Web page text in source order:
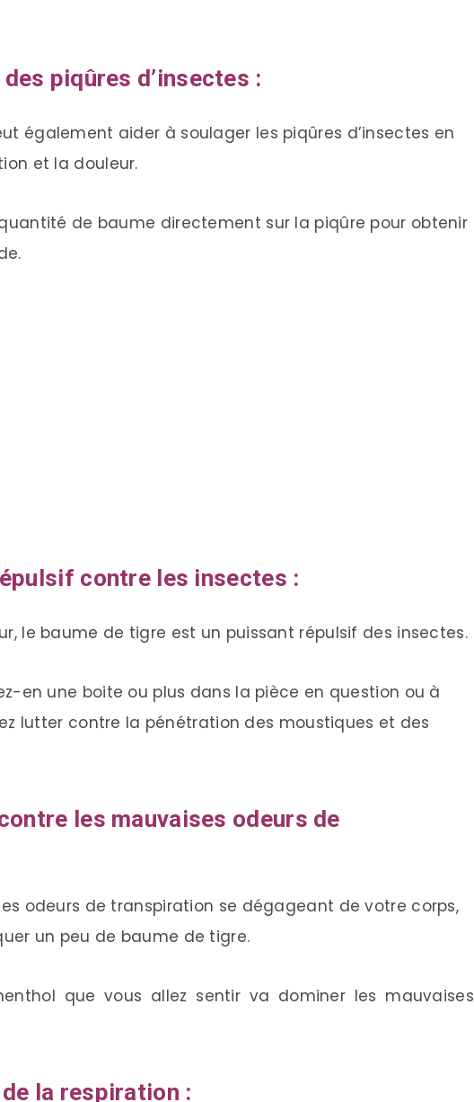
piqûres d’insectes :
également aider à soulager les piqûres d’insectes en
et la douleur.
de baume directement sur la piqûre pour obtenir
contre les insectes :
le baume de tigre est un puissant répulsif des insectes.
en une boite ou plus dans la pièce en question ou à
lutter contre la pénétration des moustiques et des
les mauvaises odeurs de
odeurs de transpiration se dégageant de votre corps,
un peu de baume de tigre.
que vous allez sentir va dominer les mauvaises
la respiration :